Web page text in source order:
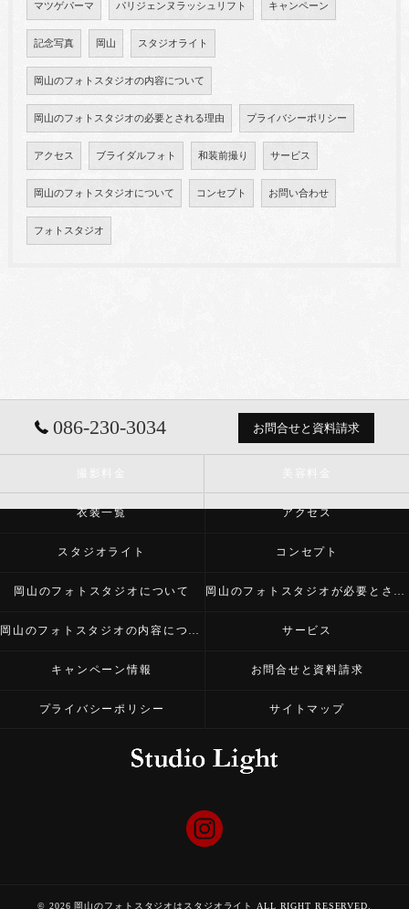
マツゲパーマ パリジェンヌラッシュリフト キャンペーン
記念写真 岡山 スタジオライト
岡山のフォトスタジオの内容について
岡山のフォトスタジオの必要とされる理由 プライバシーポリシー
アクセス ブライダルフォト 和装前撮り サービス
岡山のフォトスタジオについて コンセプト お問い合わせ
フォトスタジオ
086-230-3034 お問合せと資料請求
衣装一覧 アクセス
スタジオライト コンセプト
岡山のフォトスタジオについて 岡山のフォトスタジオが必要とされる理由
岡山のフォトスタジオの内容について サービス
キャンペーン情報 お問合せと資料請求
プライバシーポリシー サイトマップ
© 2026 岡山のフォトスタジオはスタジオライト ALL RIGHT RESERVED.